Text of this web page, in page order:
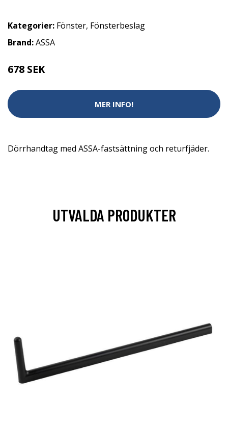
Kategorier: Fönster, Fönsterbeslag
Brand:ASSA
678 SEK
MER INFO!
Dörrhandtag med ASSA-fastsättning och returfjäder.
UTVALDA PRODUKTER